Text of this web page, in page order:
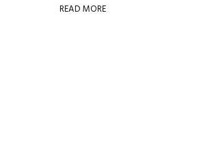
READ MORE